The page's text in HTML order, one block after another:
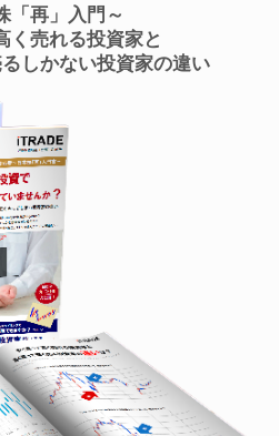
関するお客様相談窓口（ご
）
扱に関するご相談につきま
にお申し出ください。
お客様専用窓口）
4-1-23 IIDAYAビル3F
日10：00～18：00まで）
「再」入門～
く売れる投資家と
しかない投資家の違い